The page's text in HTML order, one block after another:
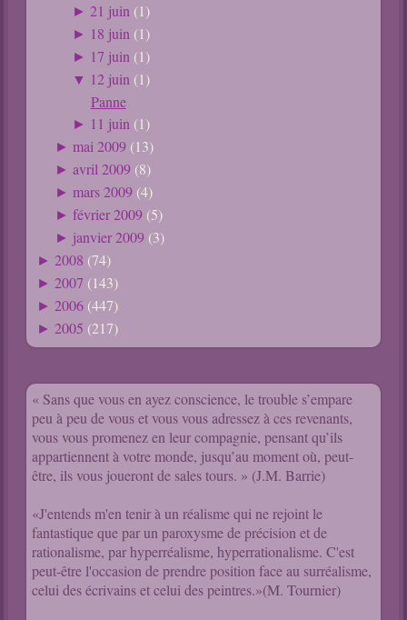
► 21 juin (1)
► 18 juin (1)
► 17 juin (1)
▼ 12 juin (1)
Panne
► 11 juin (1)
► mai 2009 (13)
► avril 2009 (8)
► mars 2009 (4)
► février 2009 (5)
► janvier 2009 (3)
►2008 (74)
►2007 (143)
►2006 (447)
►2005 (217)
« Sans que vous en ayez conscience, le trouble s’empare
peu à peu de vous et vous vous adressez à ces revenants,
vous vous promenez en leur compagnie, pensant qu’ils
appartiennent à votre monde, jusqu’au moment où, peut-
être, ils vous joueront de sales tours. » (J.M. Barrie)
«J'entends m'en tenir à un réalisme qui ne rejoint le
fantastique que par un paroxysme de précision et de
rationalisme, par hyperréalisme, hyperrationalisme. C'est
peut-être l'occasion de prendre position face au surréalisme,
celui des écrivains et celui des peintres.»(M. Tournier)